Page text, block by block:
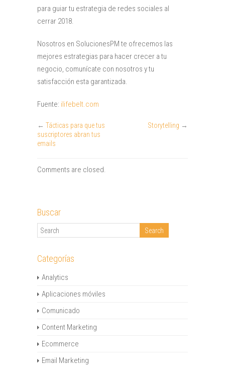
para guiar tu estrategia de redes sociales al
cerrar 2018.
Nosotros en SolucionesPM te ofrecemos las
mejores estrategias para hacer crecer a tu
negocio, comunícate con nosotros y tu
satisfacción esta garantizada.
Fuente: ilifebelt.com
← Tácticas para que tus
suscriptores abran tus
emails
Storytelling →
Comments are closed.
Buscar
Categorías
Analytics
Aplicaciones móviles
Comunicado
Content Marketing
Ecommerce
Email Marketing